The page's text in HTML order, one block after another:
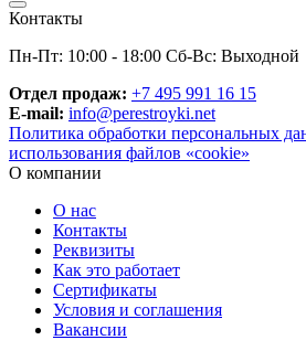
Контакты
Пн-Пт: 10:00 - 18:00 Сб-Вс: Выходной
Отдел продаж: +7 495 991 16 15
E-mail: info@perestroyki.net
Политика обработки персональных
использования файлов «cookie»
О компании
О нас
Контакты
Реквизиты
Как это работает
Сертификаты
Условия и соглашения
Вакансии